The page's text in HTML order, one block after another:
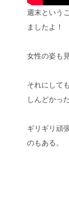
週末という
ましたよ！
女性の姿も
それにして
しんどかっ
ギリギリ頑
のもある。